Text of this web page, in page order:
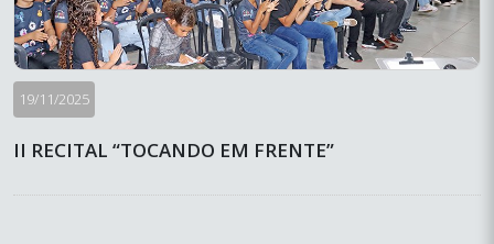
19/11/2025
II RECITAL “TOCANDO EM FRENTE”